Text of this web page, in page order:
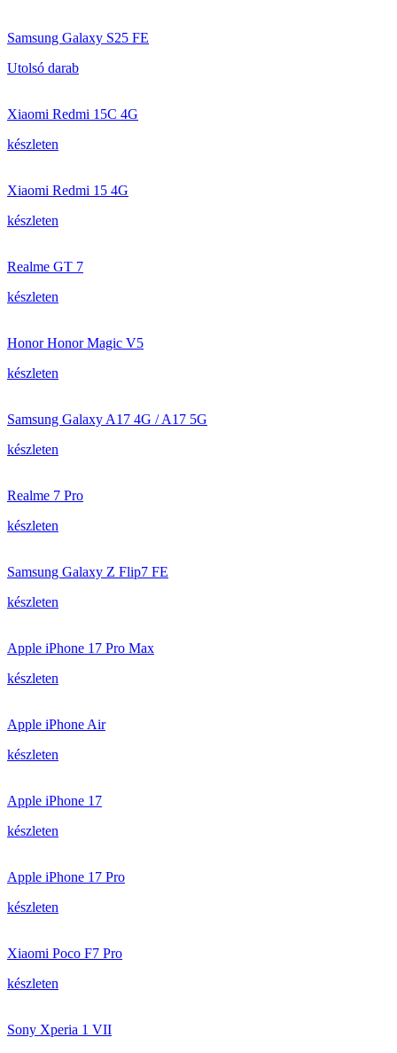
Samsung Galaxy S25 FE
Utolsó darab
Xiaomi Redmi 15C 4G
készleten
Xiaomi Redmi 15 4G
készleten
Realme GT 7
készleten
Honor Honor Magic V5
készleten
Samsung Galaxy A17 4G / A17 5G
készleten
Realme 7 Pro
készleten
Samsung Galaxy Z Flip7 FE
készleten
Apple iPhone 17 Pro Max
készleten
Apple iPhone Air
készleten
Apple iPhone 17
készleten
Apple iPhone 17 Pro
készleten
Xiaomi Poco F7 Pro
készleten
Sony Xperia 1 VII